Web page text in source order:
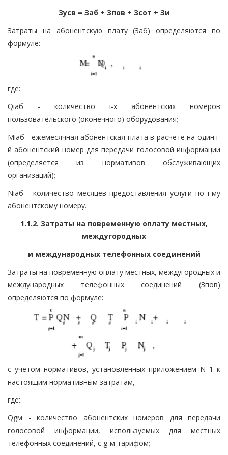
Зусв = Заб + Зпов + Зсот + Зи
Затраты на абонентскую плату (Заб) определяются по
формуле:
где:
Qiаб - количество i-х абонентских номеров
пользовательского (оконечного) оборудования;
Miаб - ежемесячная абонентская плата в расчете на один i-
й абонентский номер для передачи голосовой информации
(определяется из нормативов обслуживающих
организаций);
Niаб - количество месяцев предоставления услуги по i-му
абонентскому номеру.
1.1.2. Затраты на повременную оплату местных,
междугородных
и международных телефонных соединений
Затраты на повременную оплату местных, междугородных и
международных телефонных соединений (Зпов)
определяются по формуле:
с учетом нормативов, установленных приложением N 1 к
настоящим нормативным затратам,
где:
Qgм - количество абонентских номеров для передачи
голосовой информации, используемых для местных
телефонных соединений, с g-м тарифом;